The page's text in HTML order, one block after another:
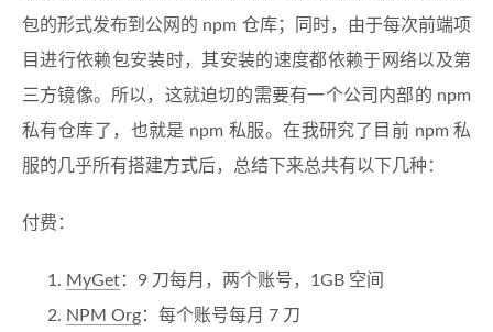
包的形式发布到公网的 npm 仓库；同时，由于每次前端项
目进行依赖包安装时，其安装的速度都依赖于网络以及第
三方镜像。所以，这就迫切的需要有一个公司内部的 npm
私有仓库了，也就是 npm 私服。在我研究了目前 npm 私
服的几乎所有搭建方式后，总结下来总共有以下几种：
付费：
MyGet：9 刀每月，两个账号，1GB 空间
NPM Org：每个账号每月 7 刀